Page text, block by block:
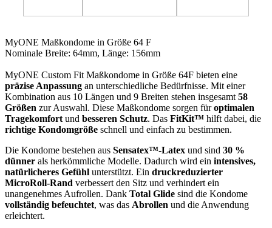
MyONE Maßkondome in Größe 64 F
Nominale Breite: 64mm, Länge: 156mm
MyONE Custom Fit Maßkondome in Größe 64F bieten eine
präzise Anpassung an unterschiedliche Bedürfnisse. Mit einer
Kombination aus 10 Längen und 9 Breiten stehen insgesamt 58
Größen zur Auswahl. Diese Maßkondome sorgen füroptimalen
Tragekomfort und besseren Schutz. Das FitKit™ hilft dabei, die
richtige Kondomgröße schnell und einfach zu bestimmen.
Die Kondome bestehen aus Sensatex™-Latex und sind 30 %
dünner als herkömmliche Modelle. Dadurch wird ein intensives,
natürlicheres Gefühl unterstützt. Ein druckreduzierter
MicroRoll-Rand verbessert den Sitz und verhindert ein
unangenehmes Aufrollen. Dank Total Glide sind die Kondome
vollständig befeuchtet, was das Abrollen und die Anwendung
erleichtert.